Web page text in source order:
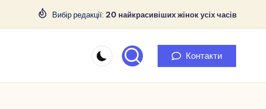
Вибір редакції: 20 найкрасивіших жінок усіх часів
Контакти